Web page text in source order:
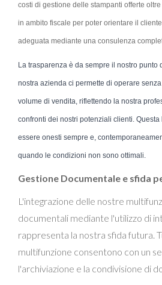
costi di gestione delle stampanti offerte
in ambito fiscale per poter orientare il
adeguata mediante una consulenza
La trasparenza è da sempre il nostro punto
nostra azienda ci permette di operare
volume di vendita, riflettendo la nostra
confronti dei nostri potenziali clienti.
essere onesti sempre e,
quando le condizioni non sono ottimali.
Gestione Documentale e sfida
L'integrazione delle nostre
documentali mediante l'utilizzo di
rappresenta la nostra sfida futura.
multifunzione consentono con un
l'archiviazione e la condivisione di